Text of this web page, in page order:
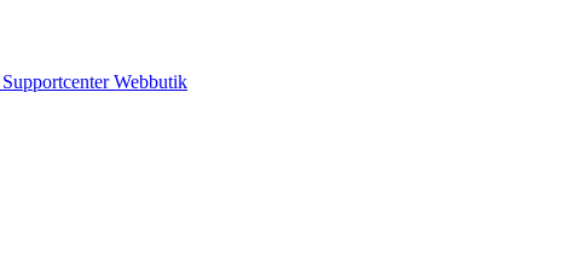
SupportcenterWebbutik